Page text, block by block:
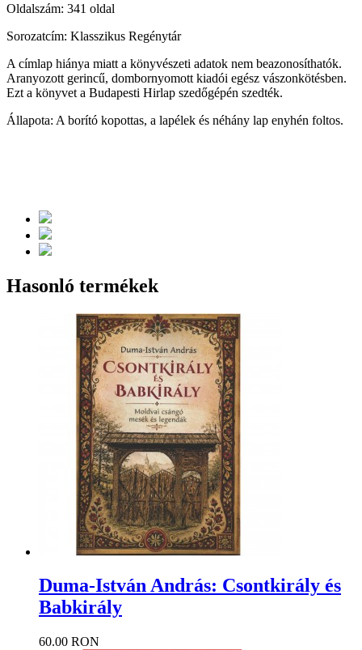
Oldalszám: 341 oldal
Sorozatcím: Klasszikus Regénytár
A címlap hiánya miatt a könyvészeti adatok nem beazonosíthatók.
Aranyozott gerincű, dombornyomott kiadói egész vászonkötésben.
Ezt a könyvet a Budapesti Hirlap szedőgépén szedték.
Állapota: A borító kopottas, a lapélek és néhány lap enyhén foltos.
Hasonló termékek
Duma-István András: Csontkirály és
Babkirály
60.00 RON